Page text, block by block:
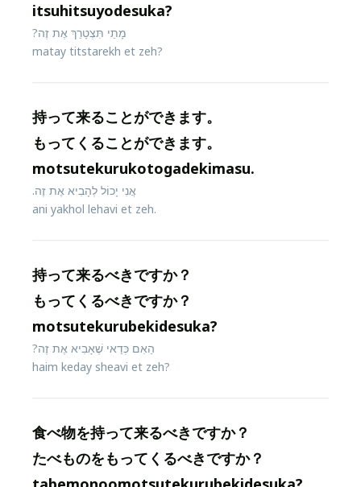
itsuhitsuyodesuka?
מָתַי תִּצְטָרֵךְ אֶת זֶה?
matay titstarekh et zeh?
持って来ることができます。
もってくることができます。
motsutekurukotogadekimasu.
אֲנִי יָכוֹל לְהָבִיא אֶת זֶה.
ani yakhol lehavi et zeh.
持って来るべきですか？
もってくるべきですか？
motsutekurubekidesuka?
הַאִם כְּדַאי שֶׁאָבִיא אֶת זֶה?
haim keday sheavi et zeh?
食べ物を持って来るべきですか？
たべものをもってくるべきですか？